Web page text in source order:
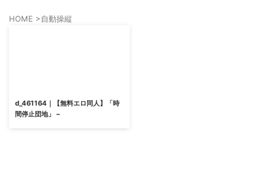
HOME >自動操縦
d_461164｜【無料エロ同人】「時
間停止団地」 –